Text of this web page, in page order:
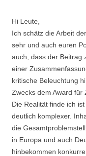
Hi Leute,
Ich schätz die Arbeit
sehr und auch euren
auch, dass der Beitrag
einer
kritische Beleuchtung
Zwecks dem Award für
Die Realität finde ich
deutlich komplexer.
die
in Europa und auch
hinbekommen